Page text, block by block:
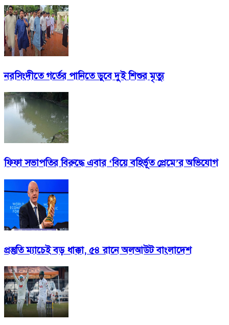
নরসিংদীতে গর্তের পানিতে ডুবে দুই শিশুর মৃত্যু
ফিফা সভাপতির বিরুদ্ধে এবার ‘বিয়ে বহির্ভূত প্রেমে’র অভিযোগ
প্রস্তুতি ম্যাচেই বড় ধাক্কা, ৫৪ রানে অলআউট বাংলাদেশ